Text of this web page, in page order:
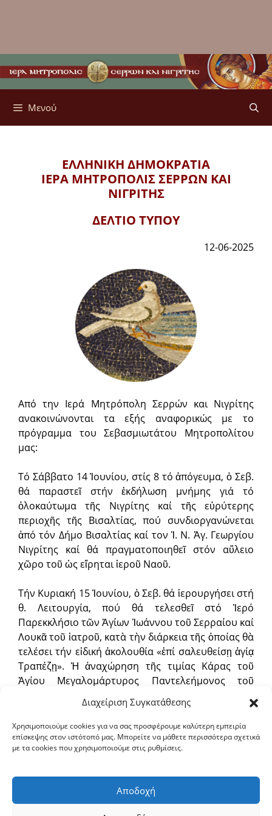
Διαχείριση Συγκατάθεσης
Χρησιμοποιούμε cookies για να σας προσφέρουμε καλύτερη εμπειρία
επίσκεψης στον ιστότοπό μας. Μπορείτε να μάθετε περισσότερα σχετικά
με τα cookies που χρησιμοποιούμε στις ρυθμίσεις.
Αποδοχή
Μενού
ΕΛΛΗΝΙΚΗ ΔΗΜΟΚΡΑΤΙΑ
ΙΕΡΑ ΜΗΤΡΟΠΟΛΙΣΣΕΡΡΩΝ ΚΑΙ
ΝΙΓΡΙΤΗΣ
ΔΕΛΤΙΟ ΤΥΠΟΥ
12-06-2025
Από την Ιερά Μητρόπολη Σερρών και Νιγρίτης
ανακοινώνονται τα εξής αναφορικώς με το
πρόγραμμα του Σεβασμιωτάτου Μητροπολίτου
μας:
Τό Σάββατο 14 Ἰουνίου, στίς 8 τό ἀπόγευμα, ὁ Σεβ.
θά παραστεῖ στήν ἐκδήλωση μνήμης γιά τό
ὁλοκαύτωμα τῆς Νιγρίτης καί τῆς εὐρύτερης
περιοχῆς τῆς Βισαλτίας, πού συνδιοργανώνεται
ἀπό τόν Δήμο Βισαλτίας καί τον Ἱ. Ν. Ἁγ. Γεωργίου
Νιγρίτης καί θά πραγματοποιηθεῖ στόν αὔλειο
χῶρο τοῦ ὡς εἴρηται ἱεροῦ Ναοῦ.
Τήν Κυριακή 15 Ἰουνίου, ὁ Σεβ. θά ἱερουργήσει στή
θ. Λειτουργία, πού θά τελεσθεῖ στό Ἱερό
Παρεκκλήσιο τῶν Ἁγίων Ἰωάννου τοῦ Σερραίου καί
Λουκᾶ τοῦ ἰατροῦ, κατὰ τὴν διάρκεια τῆς ὁποίας θὰ
τελέσει τήν εἰδική ἀκολουθία «ἐπί σαλευθείσῃ ἁγίᾳ
Τραπέζῃ». Ἡ ἀναχώρηση τῆς τιμίας Κάρας τοῦ
Ἁγίου Μεγαλομάρτυρος Παντελεήμονος τοῦ
ἰαματικοῦ, γιά τήν Ἱερά Μονή Παναχράντου
Ἄνδρου, θά πραγματοποιηθεῖ στίς 12 τό μεσημέρι.
Τήν Δευτέρα 16 Ἰουνίου, ὁ Σεβ. θά μεταβεῖ στό
Αἴγιον γιά νά εὐχηθεῖ στόν ἑορτάζοντα
Ἐκ τῆς Ἱερᾶς Μητροπόλεως